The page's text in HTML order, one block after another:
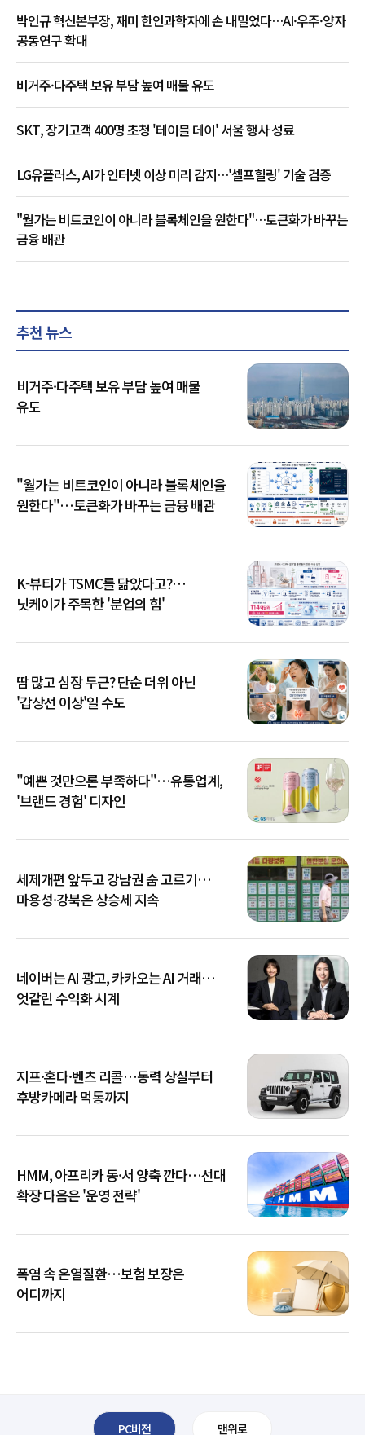
박인규 혁신본부장, 재미 한인과학자에 손 내밀었다…AI·우주·양자
공동연구 확대
비거주·다주택 보유 부담 높여 매물 유도
SKT, 장기고객 400명 초청 '테이블 데이' 서울 행사 성료
LG유플러스, AI가 인터넷 이상 미리 감지…'셀프힐링' 기술 검증
"월가는 비트코인이 아니라 블록체인을 원한다"…토큰화가 바꾸는
금융 배관
추천 뉴스
비거주·다주택 보유 부담 높여 매물
유도
"월가는 비트코인이 아니라 블록체인을
원한다"…토큰화가 바꾸는 금융 배관
K-뷰티가 TSMC를 닮았다고?…
닛케이가 주목한 '분업의 힘'
땀 많고 심장 두근? 단순 더위 아닌
'갑상선 이상'일 수도
"예쁜 것만으론 부족하다"…유통업계,
'브랜드 경험' 디자인
세제개편 앞두고 강남권 숨 고르기…
마용성·강북은 상승세 지속
네이버는 AI 광고, 카카오는 AI 거래…
엇갈린 수익화 시계
지프·혼다·벤츠 리콜…동력 상실부터
후방카메라 먹통까지
HMM, 아프리카 동·서 양축 깐다…선대
확장 다음은 '운영 전략'
폭염 속 온열질환…보험 보장은
어디까지
PC버전 맨위로